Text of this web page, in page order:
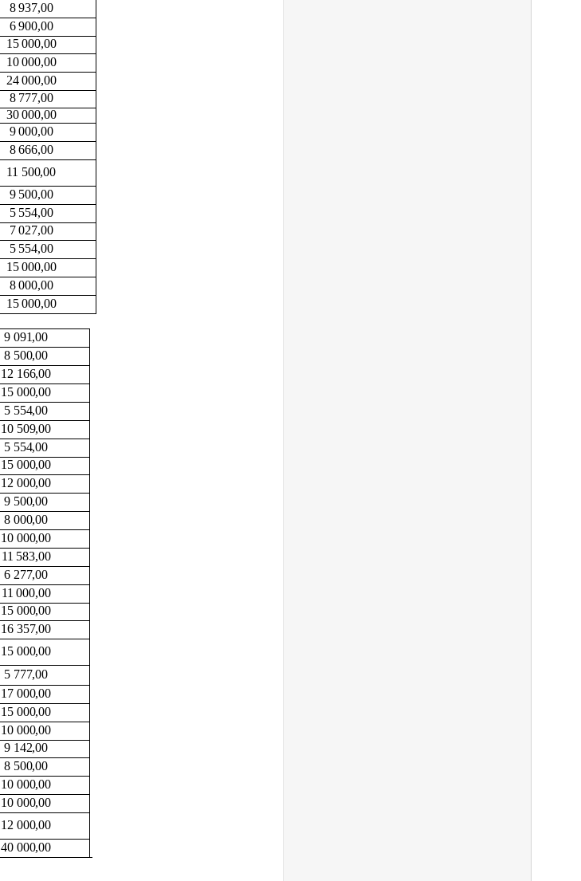
8 937,00
6 900,00
15 000,00
10 000,00
24 000,00
8 777,00
30 000,00
9 000,00
8 666,00
11 500,00
9 500,00
5 554,00
7 027,00
5 554,00
15 000,00
8 000,00
15 000,00
9 091,00
8 500,00
12 166,00
15 000,00
5 554,00
10 509,00
5 554,00
15 000,00
12 000,00
9 500,00
8 000,00
10 000,00
11 583,00
6 277,00
11 000,00
15 000,00
16 357,00
15 000,00
5 777,00
17 000,00
15 000,00
10 000,00
9 142,00
8 500,00
10 000,00
10 000,00
12 000,00
40 000,00